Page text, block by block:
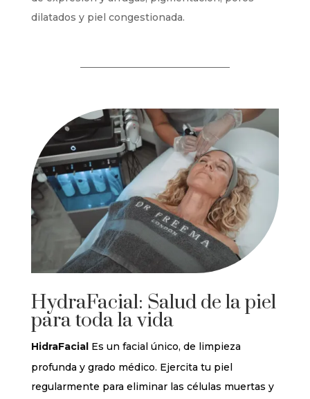
dilatados y piel congestionada.
HydraFacial: Salud de la piel
para toda la vida
HidraFacial Es un facial único, de limpieza
profunda y grado médico. Ejercita tu piel
regularmente para eliminar las células muertas y